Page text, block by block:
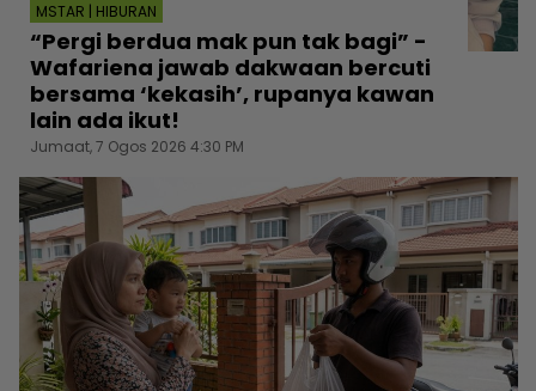
MSTAR | HIBURAN
“Pergi berdua mak pun tak bagi” -
Wafariena jawab dakwaan bercuti
bersama ‘kekasih’, rupanya kawan
lain ada ikut!
Jumaat, 7 Ogos 2026 4:30 PM